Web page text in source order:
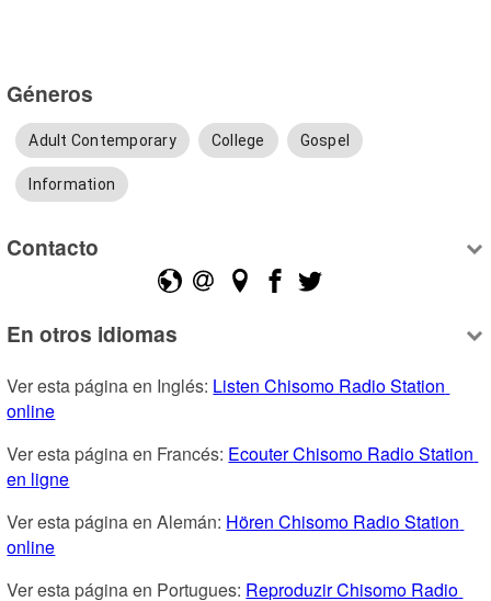
Géneros
Adult Contemporary College Gospel
Information
Contacto
En otros idiomas
Ver esta página en Inglés: Listen Chisomo Radio Station
online
Ver esta página en Francés: Ecouter Chisomo Radio Station
en ligne
Ver esta página en Alemán: Hören Chisomo Radio Station
online
Ver esta página en Portugues: Reproduzir Chisomo Radio